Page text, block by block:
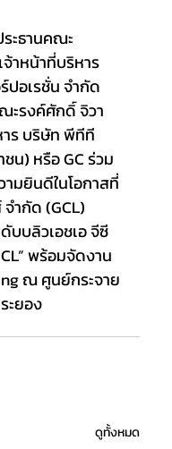
จ้าหน้าที่บริหาร
ปอเรชั่น จำกัด
ะรงค์ศักดิ์ จิวา
าร บริษัท พีทีที
น) หรือ GC ร่วม
ามยินดีในโอกาสที่
ำกัด (GCL)
บบลิวเอชเอ จีซี
พร้อมจัดงาน
ณ ศูนย์กระจาย
ะยอง
ดูทั้งหมด